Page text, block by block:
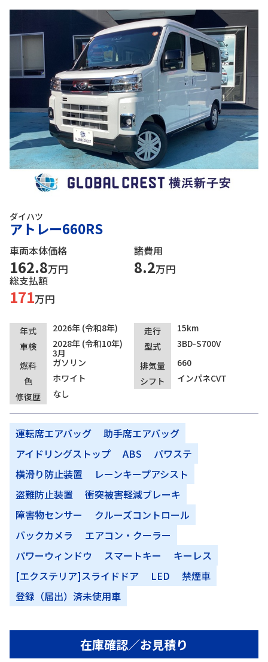
ダイハツ
アトレー660RS
車両本体価格
162.8万円
諸費用
8.2万円
総支払額
171万円
年式 2026年 (令和8年) 走行
15km
車検
2028年 (令和10年)
3月
型式
3BD-S700V
燃料
ガソリン 排気量
660
色
ホワイト シフト
インパネCVT
修復歴
なし
運転席エアバッグ
助手席エアバッグ
アイドリングストップ
ABS
パワステ
横滑り防止装置
レーンキープアシスト
盗難防止装置
衝突被害軽減ブレーキ
障害物センサー
クルーズコントロール
バックカメラ
エアコン・クーラー
パワーウィンドウ
スマートキー
キーレス
[エクステリア]スライドドア
LED
禁煙車
登録（届出）済未使用車
在庫確認／お見積り